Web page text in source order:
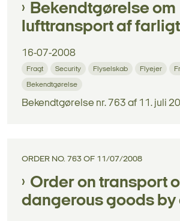
Bekendtgørelse om
lufttransport af
16-07-2008
Fragt Security Flyselskab Flyejer
Bekendtgørelse
Bekendtgørelse nr. 763 af 11. juli
ORDER NO. 763 OF 11/07/2008
Order on transport
dangerous goods by